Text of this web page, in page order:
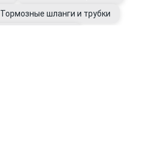
Тормозные шланги и трубки